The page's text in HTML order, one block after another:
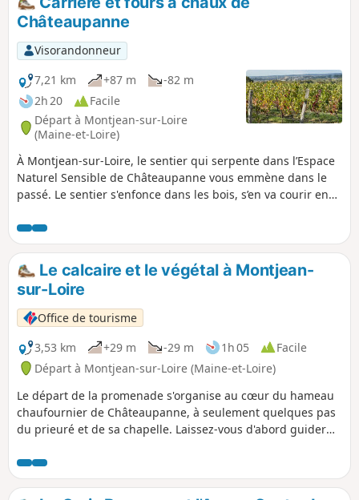
ces bras de Loire, souvent à sec pendant l’été,
agrémentent la fin du parcours. À noter la
disposition des maisons ou des hameaux,
surélevés sur un tertre pour se protéger des
crues. Pour le franchissement du Louet et
l'organisation pour le retour, voir les
informations pratiques.
Châteaupanne
Visorandonneur
7,21 km
+87 m
-82 m
2h 20
Facile
Départ à Montjean-sur-Loire
(Maine-et-Loire)
À Montjean-sur-Loire, le sentier qui serpente dans l’Espace
Naturel Sensible de Châteaupanne vous emmène dans le
passé. Le sentier s'enfonce dans les bois, s’en va courir en
loin, c’est l’ascension d’un récif corallien, aujourd'hui une
carrière de calcaire, où se trouvait la mer il y a 400 millions
d'années. Plus loin, une étrange forteresse vous emmène à
l'époque des chaufourniers.
Le calcaire et le végétal à Montjean-
sur-Loire
Office de tourisme
3,53 km
+29 m -29 m 1h 05
Facile
Départ à Montjean-sur-Loire (Maine-et-Loire)
Le départ de la promenade s'organise au cœur du hameau
chaufournier de Châteaupanne, à seulement quelques pas
du prieuré et de sa chapelle. Laissez-vous d'abord guider
de prendre un peu de hauteur. En gravissant la colline, un
spectacle naturel unique s'offre à vous : les vestiges du plus
vieux en bois du monde, le ballet des orchidées sauvages